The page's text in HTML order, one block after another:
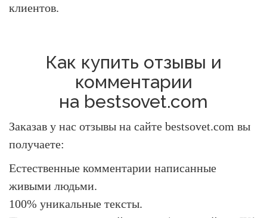
клиентов.
Как купить отзывы и
комментарии
на bestsovet.com
Заказав у нас отзывы на сайте bestsovet.com вы
получаете:
Естественные комментарии написанные
живыми людьми.
100% уникальные тексты.